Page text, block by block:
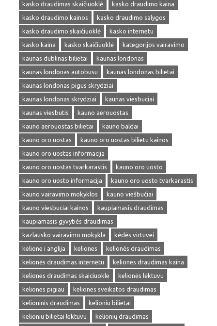
kasko draudimas skaičiuoklė
kasko draudimo kaina
kasko draudimo kainos
kasko draudimo salygos
kasko draudimo skaičiuoklė
kasko internetu
kasko kaina
kasko skaičiuoklė
kategorijos vairavimo
kaunas dublinas bilietai
kaunas londonas
kaunas londonas autobusu
kaunas londonas bilietai
kaunas londonas pigus skrydziai
kaunas londonas skrydziai
kaunas viesbuciai
kaunas viesbutis
kauno aerouostas
kauno aerouostas bilietai
kauno baldai
kauno oro uostas
kauno oro uostas bilietu kainos
kauno oro uostas informacija
kauno oro uostas tvarkarastis
kauno oro uosto
kauno oro uosto informacija
kauno oro uosto tvarkarastis
kauno vairavimo mokyklos
kauno viešbučiai
kauno viesbuciai kainos
kaupiamasis draudimas
kaupiamasis gyvybės draudimas
kazlausko vairavimo mokykla
kėdės virtuvei
kelione i anglija
keliones
kelionės draudimas
kelionės draudimas internetu
keliones draudimas kaina
keliones draudimas skaiciuokle
kelionės lėktuvu
keliones pigiau
keliones sveikatos draudimas
kelioninis draudimas
kelioniu bilietai
kelioniu bilietai lektuvu
kelionių draudimas